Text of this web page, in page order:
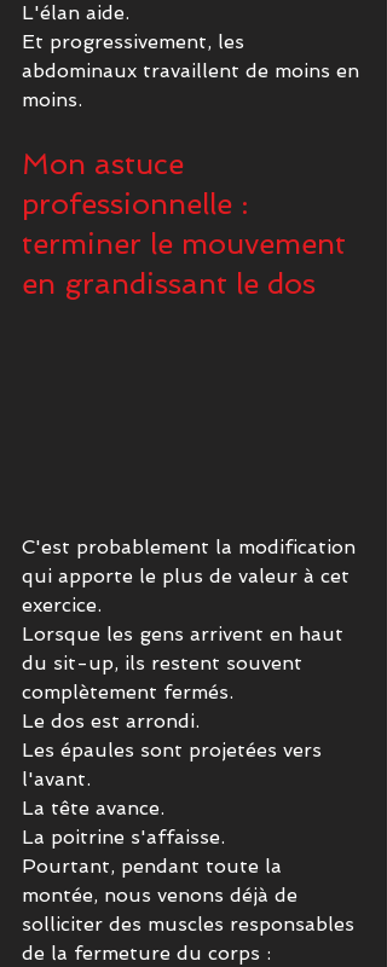
L'élan aide.
Et progressivement, les
abdominaux travaillent de moins en
moins.
Mon astuce
professionnelle :
terminer le mouvement
en grandissant le dos
C'est probablement la modification
qui apporte le plus de valeur à cet
exercice.
Lorsque les gens arrivent en haut
du sit-up, ils restent souvent
complètement fermés.
Le dos est arrondi.
Les épaules sont projetées vers
l'avant.
La tête avance.
La poitrine s'affaisse.
Pourtant, pendant toute la
montée, nous venons déjà de
solliciter des muscles responsables
de la fermeture du corps :